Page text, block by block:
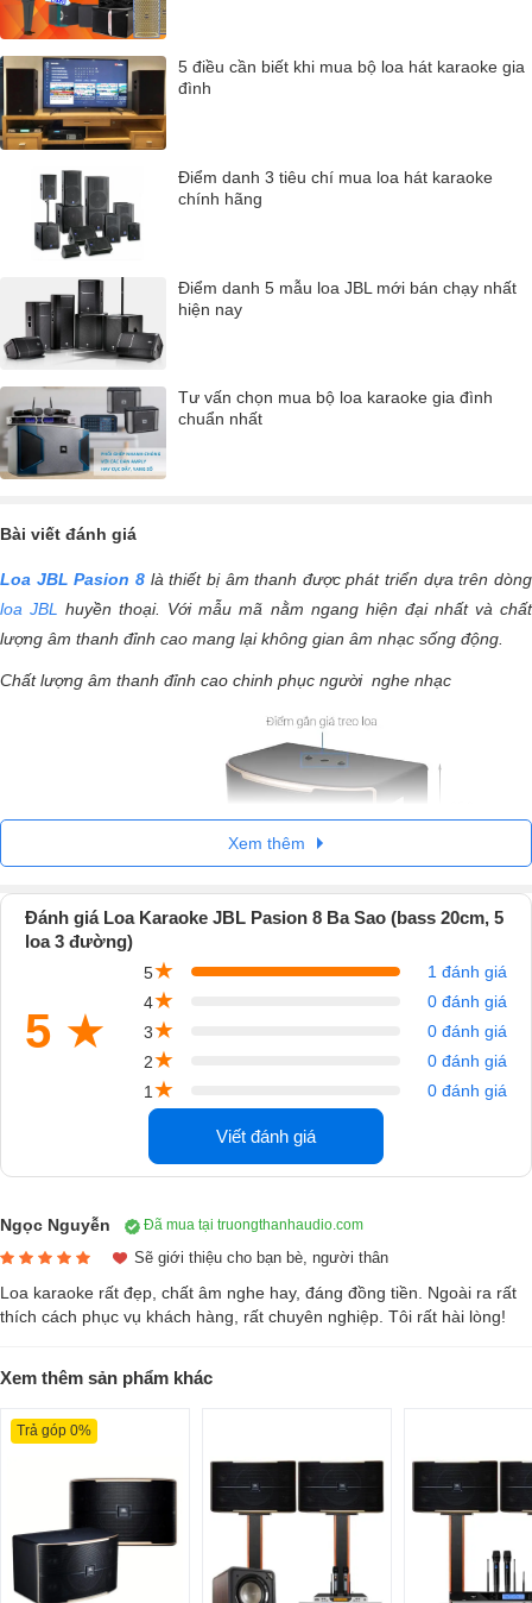
5 điều cần biết khi mua bộ loa hát karaoke gia
đình
Điểm danh 3 tiêu chí mua loa hát karaoke
chính hãng
Điểm danh 5 mẫu loa JBL mới bán chạy nhất
hiện nay
Tư vấn chọn mua bộ loa karaoke gia đình
chuẩn nhất
Bài viết đánh giá
Loa JBL Pasion 8 là thiết bị âm thanh được phát triển dựa trên dòng
loa JBL
huyền thoại. Với mẫu mã nằm ngang hiện đại nhất và chất
lượng âm thanh đỉnh cao mang lại không gian âm nhạc sống động.
Chất lượng âm thanh đỉnh cao chinh phục người nghe nhạc
loa bass 20 cao cấp
inch cho hiệu suất cao và tần số cao. Loa nổi bật trong môi trường âm
công suất cao, , độ méo tiếng thấp
Công suất 150W và công suất lớn nhất 450W với độ nhạy 88dB.
Xem thêm
Đánh giá Loa Karaoke JBL Pasion 8 Ba Sao (bass 20cm, 5
loa 3 đường)
5 ★
5★
1 đánh giá
4★
0 đánh giá
3★
0 đánh giá
2★
0 đánh giá
1 ★ 0 đánh giá
Viết đánh giá
Ngọc Nguyễn Đã mua tại truongthanhaudio.com
Sẽ giới thiệu cho bạn bè, người thân
Loa karaoke rất đẹp, chất âm nghe hay, đáng đồng tiền. Ngoài ra rất
thích cách phục vụ khách hàng, rất chuyên nghiệp. Tôi rất hài lòng!
Xem thêm sản phẩm khác
Trả góp 0%